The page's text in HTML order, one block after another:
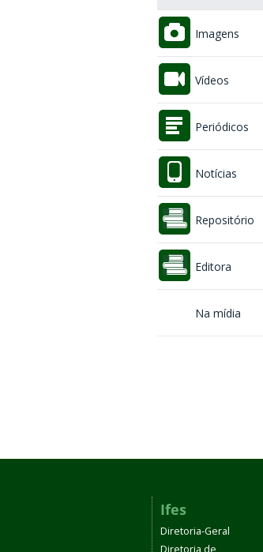
Imagens
Vídeos
Periódicos
Notícias
Repositório
Editora
Na mídia
Ifes
Diretoria-Geral
Diretoria de